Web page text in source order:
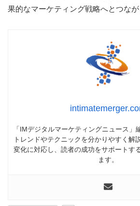
果的なマーケティング戦略へとつなが
「IMデジタルマーケティングニュース」
トレンドやテクニックを分かりやすく解
変化に対応し、読者の成功をサポートす
ます。